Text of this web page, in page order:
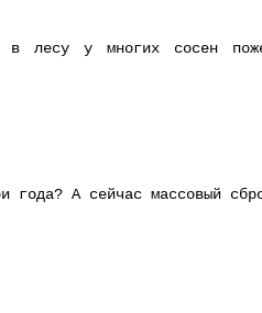
у многих сосен
года? А сейчас массовый